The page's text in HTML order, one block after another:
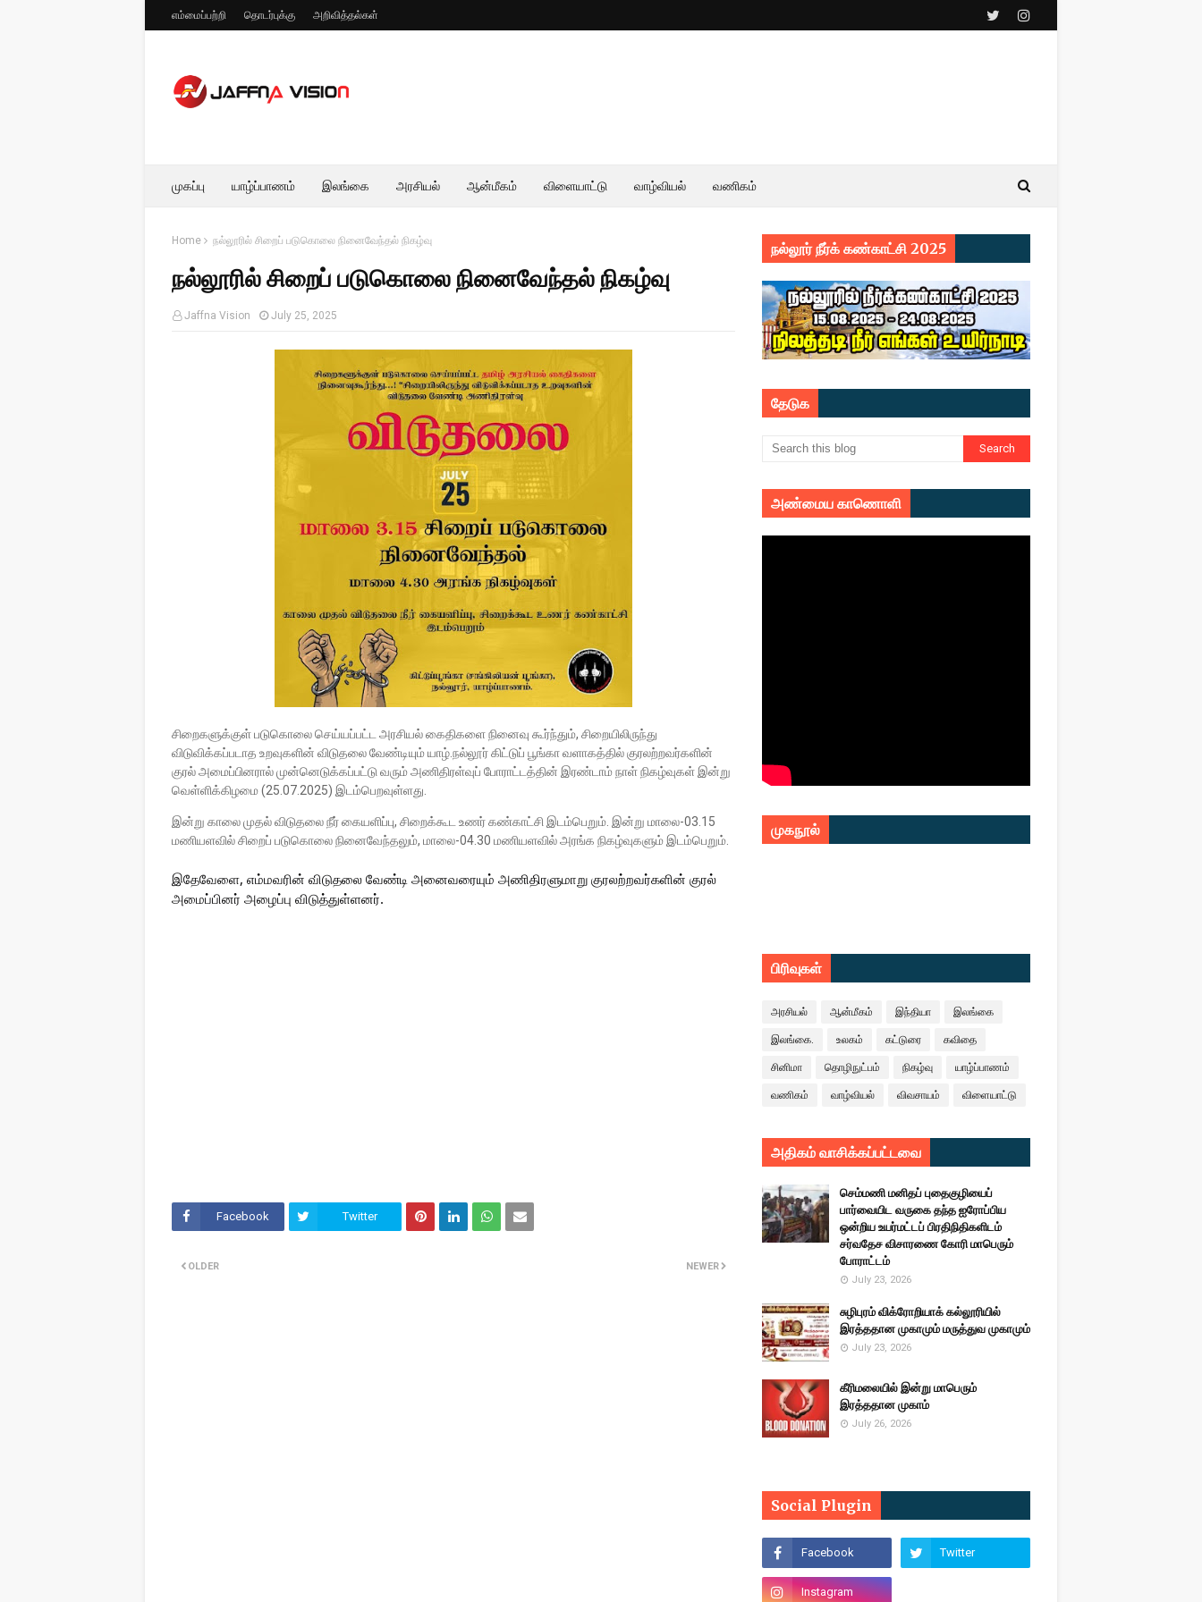
எம்மைப்பற்றி தொடர்புக்கு அறிவித்தல்கள்
முகப்பு யாழ்ப்பாணம் இலங்கை அரசியல் ஆன்மீகம் விளையாட்டு வாழ்வியல் வணிகம்
Home நல்லூரில் சிறைப் படுகொலை நினைவேந்தல் நிகழ்வு
நல்லூரில் சிறைப் படுகொலை நினைவேந்தல் நிகழ்வு
Jaffna Vision July 25, 2025
சிறைகளுக்குள் படுகொலை செய்யப்பட்ட அரசியல் கைதிகளை நினைவு கூர்ந்தும், சிறையிலிருந்து
விடுவிக்கப்படாத உறவுகளின் விடுதலை வேண்டியும் யாழ்.நல்லூர் கிட்டுப் பூங்கா வளாகத்தில் குரலற்றவர்களின்
குரல் அமைப்பினரால் முன்னெடுக்கப்பட்டு வரும் அணிதிரள்வுப் போராட்டத்தின் இரண்டாம் நாள் நிகழ்வுகள் இன்று
வெள்ளிக்கிழமை (25.07.2025) இடம்பெறவுள்ளது.
இன்று காலை முதல் விடுதலை நீர் கையளிப்பு, சிறைக்கூட உணர் கண்காட்சி இடம்பெறும். இன்று மாலை-03.15
மணியளவில் சிறைப் படுகொலை நினைவேந்தலும், மாலை-04.30 மணியளவில் அரங்க நிகழ்வுகளும் இடம்பெறும்.
இதேவேளை, எம்மவரின் விடுதலை வேண்டி அனைவரையும் அணிதிரளுமாறு குரலற்றவர்களின் குரல்
அமைப்பினர் அழைப்பு விடுத்துள்ளனர்.
Facebook Twitter
NEWER
OLDER
நல்லூர் நீர்க் கண்காட்சி 2025
தேடுக
அண்மைய காணொளி
முகநூல்
பிரிவுகள்
அரசியல் ஆன்மீகம் இந்தியா இலங்கை
இலங்கை. உலகம் கட்டுரை கவிதை
சினிமா தொழிநுட்பம் நிகழ்வு யாழ்ப்பாணம்
வணிகம் வாழ்வியல் விவசாயம் விளையாட்டு
அதிகம் வாசிக்கப்பட்டவை
செம்மணி மனிதப் புதைகுழியைப்
பார்வையிட வருகை தந்த ஐரோப்பிய
ஒன்றிய உயர்மட்டப் பிரதிநிதிகளிடம்
சர்வதேச விசாரணை கோரி மாபெரும்
போராட்டம்
July 23, 2026
சுழிபுரம் விக்ரோறியாக் கல்லூரியில்
இரத்ததான முகாமும் மருத்துவ முகாமும்
July 23, 2026
கீரிமலையில் இன்று மாபெரும்
இரத்ததான முகாம்
July 26, 2026
Social Plugin